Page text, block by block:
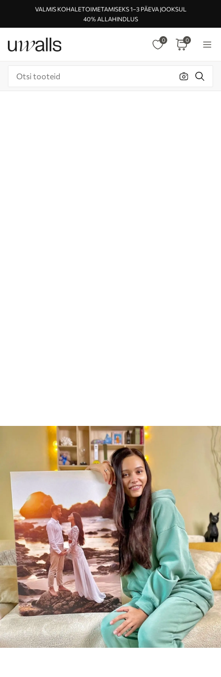
VALMIS KOHALETOIMETAMISEKS 1–3 PÄEVA JOOKSUL
40% ALLAHINDLUS
0 0